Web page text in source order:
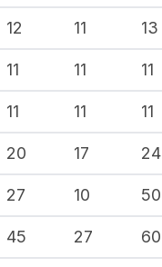
12 11 13
11 11 11
11 11 11
20 17 24
27 10 50
45 27 60